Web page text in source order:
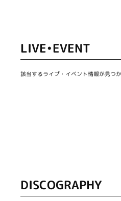
LIVE•EVENT
該当するライブ・イベント情報が見つ
DISCOGRAPHY